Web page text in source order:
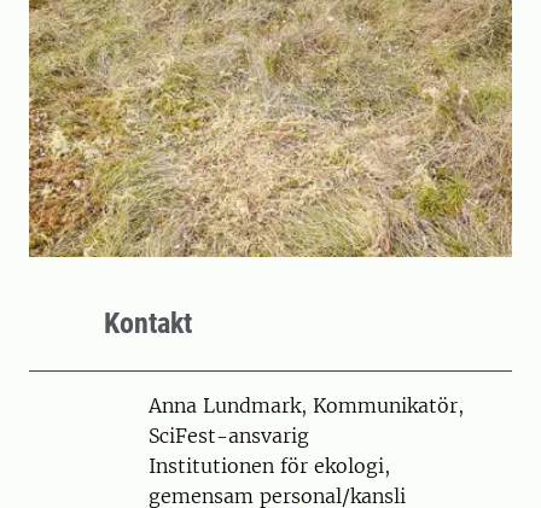
Kontakt
PersonAnna Lundmark, Kommunikatör,
SciFest-ansvarig
Institutionen för ekologi,
gemensam personal/kansli